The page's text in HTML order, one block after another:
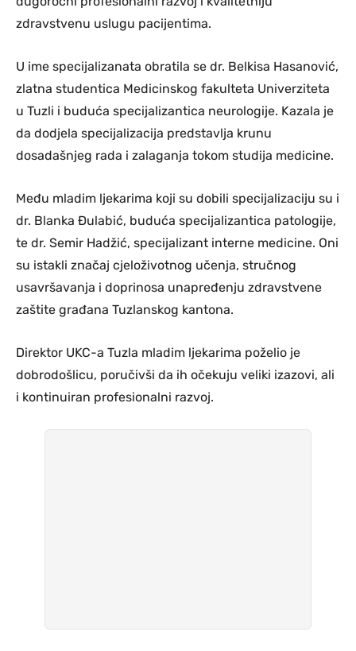
zdravstvenu uslugu pacijentima.
U ime specijalizanata obratila se dr. Belkisa Hasanović,
zlatna studentica Medicinskog fakulteta Univerziteta
u Tuzli i buduća specijalizantica neurologije. Kazala je
da dodjela specijalizacija predstavlja krunu
dosadašnjeg rada i zalaganja tokom studija medicine.
Među mladim ljekarima koji su dobili specijalizaciju su i
dr. Blanka Đulabić, buduća specijalizantica patologije,
te dr. Semir Hadžić, specijalizant interne medicine. Oni
su istakli značaj cjeloživotnog učenja, stručnog
usavršavanja i doprinosa unapređenju zdravstvene
zaštite građana Tuzlanskog kantona.
Direktor UKC-a Tuzla mladim ljekarima poželio je
dobrodošlicu, poručivši da ih očekuju veliki izazovi, ali
i kontinuiran profesionalni razvoj.